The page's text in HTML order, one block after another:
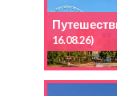
16.08.26)